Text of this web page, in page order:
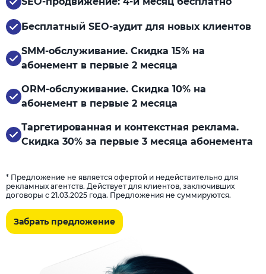
Бесплатный SEO-аудит для новых клиентов
SMM-обслуживание. Скидка 15% на
абонемент в первые 2 месяца
ORM-обслуживание. Скидка 10% на
абонемент в первые 2 месяца
Таргетированная и контекстная реклама.
Скидка 30% за первые 3 месяца абонемента
* Предложение не является офертой и недействительно для
рекламных агентств. Действует для клиентов, заключивших
договоры с 21.03.2025 года. Предложения не суммируются.
Забрать предложение